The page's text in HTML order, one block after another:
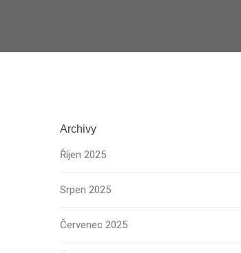
Archivy
Říjen 2025
Srpen 2025
Červenec 2025